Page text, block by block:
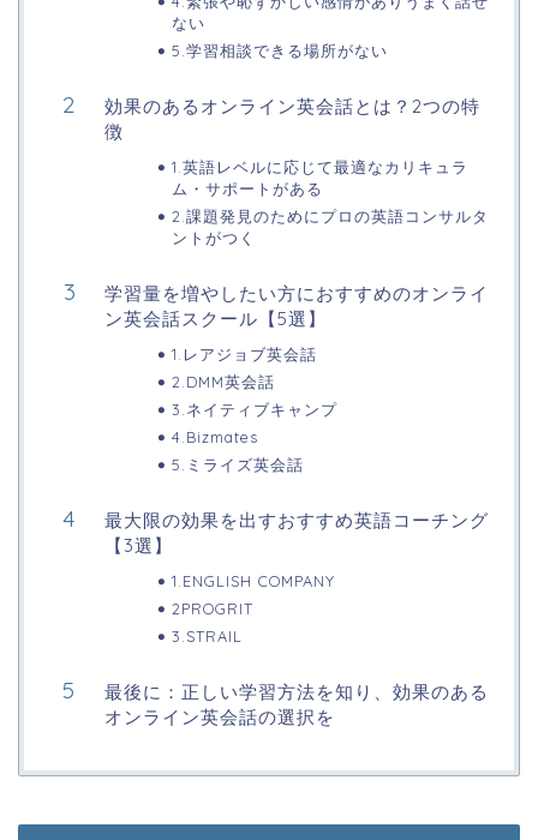
ない
5.学習相談できる場所がない
効果のあるオンライン英会話とは？2つの特
徴
1.英語レベルに応じて最適なカリキュラ
ム・サポートがある
2.課題発見のためにプロの英語コンサルタ
ントがつく
学習量を増やしたい方におすすめのオンライ
ン英会話スクール【5選】
1.レアジョブ英会話
2.DMM英会話
3.ネイティブキャンプ
4.Bizmates
5.ミライズ英会話
最大限の効果を出すおすすめ英語コーチング
【3選】
1.ENGLISH COMPANY
2PROGRIT
3.STRAIL
最後に：正しい学習方法を知り、効果のある
オンライン英会話の選択を